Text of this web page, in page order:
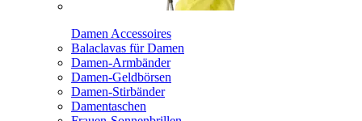
Damen Accessoires
Balaclavas für Damen
Damen-Armbänder
Damen-Geldbörsen
Damen-Stirbänder
Damentaschen